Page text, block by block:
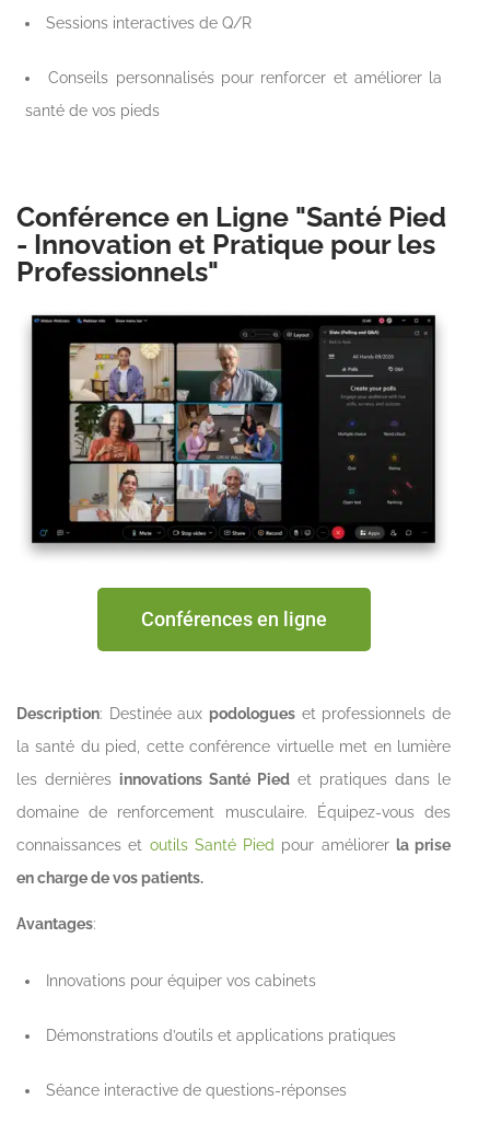
Sessions interactives de Q/R
Conseils personnalisés pour renforcer et améliorer la
santé de vos pieds
Description: Destinée aux podologues et professionnels de
la santé du pied, cette conférence virtuelle met en lumière
les dernières innovations Santé Pied et pratiques dans le
domaine de renforcement musculaire. Équipez-vous des
connaissances et outils Santé Pied pour améliorer la prise
en charge de vos patients.
Avantages:
Innovations pour équiper vos cabinets
Démonstrations d’outils et applications pratiques
Séance interactive de questions-réponses
Conférence en Ligne "Santé Pied
- Innovation et Pratique pour les
Professionnels"
Conférences en ligne